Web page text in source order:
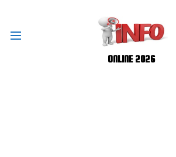
ONLINE 2026